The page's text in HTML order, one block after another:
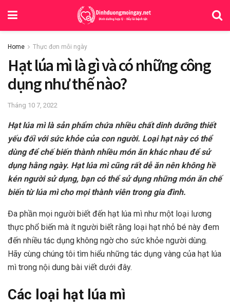
Home Thực đơn mỗi ngày
Hạt lúa mì là gì và có những công
dụng như thế nào?
Tháng 10 7, 2022
Hạt lúa mì là sản phẩm chứa nhiều chất dinh dưỡng thiết
yếu đối với sức khỏe của con người. Loại hạt này có thể
dùng để chế biến thành nhiều món ăn khác nhau để sử
dụng hằng ngày. Hạt lúa mì cũng rất dễ ăn nên không hề
kén người sử dụng, bạn có thể sử dụng những món ăn chế
biến từ lúa mì cho mọi thành viên trong gia đình.
Đa phần mọi người biết đến hạt lúa mì như một loại lương
thực phổ biến mà ít người biết rằng loại hạt nhỏ bé này đem
đến nhiều tác dụng không ngờ cho sức khỏe người dùng.
Hãy cùng chúng tôi tìm hiểu những tác dụng vàng của hạt lúa
mì trong nội dung bài viết dưới đây.
Các loại hạt lúa mì